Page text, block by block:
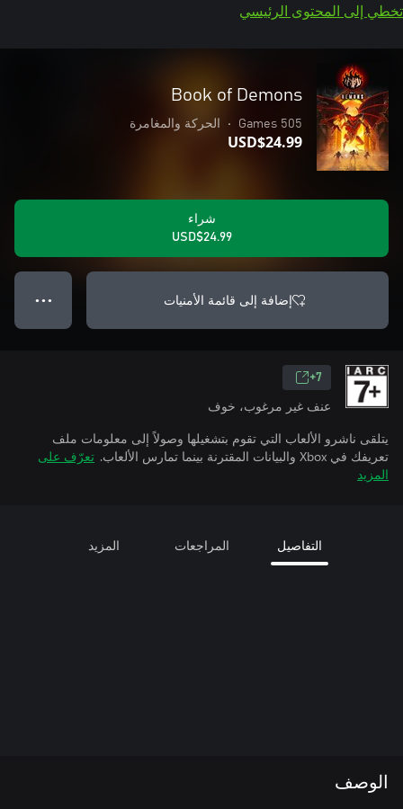
تخطي إلى المحتوى الرئيسي
Book of Demons
505 Games
• الحركة والمغامرة
USD$24.99
شراء
USD$24.99
إضافة إلى قائمة الأمنيات ● ● ●
7+
عنف غير مرغوب، خوف
يتلقى ناشرو الألعاب التي تقوم بتشغيلها وصولاً إلى معلومات ملف
تعريفك في Xbox والبيانات المقترنة بينما تمارس الألعاب.
تعرّف على
المزيد
التفاصيل المراجعات المزيد
الوصف